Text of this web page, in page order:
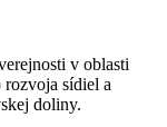
v oblasti
sídiel a
doliny.